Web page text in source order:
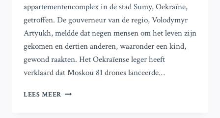
appartementencomplex in de stad Sumy, Oekraïne,
getroffen. De gouverneur van de regio, Volodymyr
Artyukh, meldde dat negen mensen om het leven zijn
gekomen en dertien anderen, waaronder een kind,
gewond raakten. Het Oekraïense leger heeft
verklaard dat Moskou 81 drones lanceerde…
LEES MEER RUSLAND-